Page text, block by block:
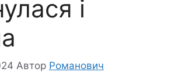
і
Автор Романович